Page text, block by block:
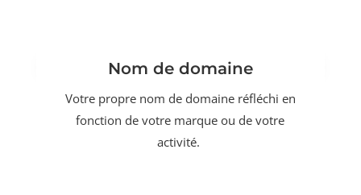
Nom de domaine
Votre propre nom de domaine réfléchi en
fonction de votre marque ou de votre
activité.